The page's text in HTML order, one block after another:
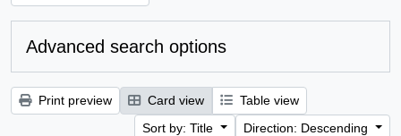
Advanced search options
Print preview Card view
Table view
Sort by: Title
Direction: Descending